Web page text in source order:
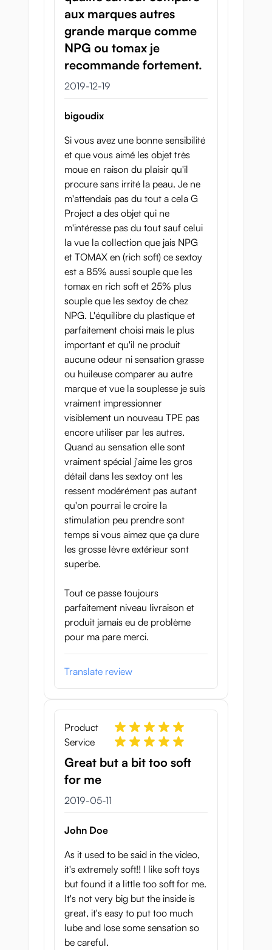
aux marques autres
grande marque comme
NPG ou tomax je
recommande fortement.
19 december 2019
2019-12-19
bigoudix
Si vous avez une bonne sensibilité
et que vous aimé les objet très
moue en raison du plaisir qu'il
procure sans irrité la peau. Je ne
m'attendais pas du tout a cela G
Project a des objet qui ne
m'intéresse pas du tout sauf celui
la vue la collection que jais NPG
et TOMAX en (rich soft) ce sextoy
est a 85% aussi souple que les
tomax en rich soft et 25% plus
souple que les sextoy de chez
NPG. L'équilibre du plastique et
parfaitement choisi mais le plus
important et qu'il ne produit
aucune odeur ni sensation grasse
ou huileuse comparer au autre
marque et vue la souplesse je suis
vraiment impressionner
visiblement un nouveau TPE pas
encore utiliser par les autres.
Quand au sensation elle sont
vraiment spécial j'aime les gros
détail dans les sextoy ont les
ressent modérément pas autant
qu'on pourrai le croire la
stimulation peu prendre sont
temps si vous aimez que ça dure
les grosse lèvre extérieur sont
superbe.
Tout ce passe toujours
parfaitement niveau livraison et
produit jamais eu de problème
pour ma pare merci.
Translate review
Product
Service
Great but a bit too soft
for me
11 maj 2019
2019-05-11
John Doe
As it used to be said in the video,
it's extremely soft!! I like soft toys
but found it a little too soft for me.
It's not very big but the inside is
great, it's easy to put too much
lube and lose some sensation so
be careful.